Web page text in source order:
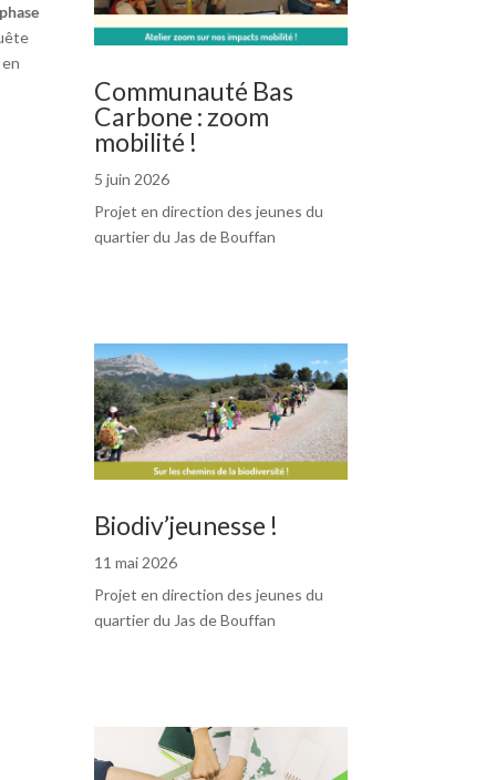
phase
Communauté Bas
Carbone : zoom
mobilité !
5 juin 2026
Projet en direction des jeunes du
quartier du Jas de Bouffan
Biodiv’jeunesse !
11 mai 2026
Projet en direction des jeunes du
quartier du Jas de Bouffan